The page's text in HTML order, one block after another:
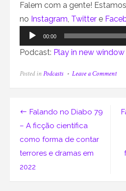
Falem com a gente! Estamos
no Instagram, Twitter e
Tocador
de
00:00
Podcast: Play in new window
Posted in Podcasts Leave a Commenton
Navegação
de
Post
Falando no Diabo 79
– A ficção científica
como forma de contar
terrores e dramas em
2022